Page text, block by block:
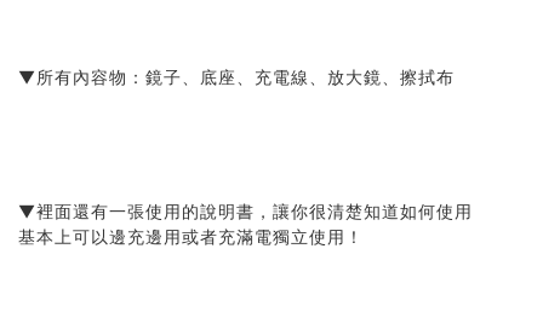
▼所有內容物：鏡子、底座、充電線、放大鏡、擦拭布
▼裡面還有一張使用的說明書，讓你很清楚知道如何使用
基本上可以邊充邊用或者充滿電獨立使用！